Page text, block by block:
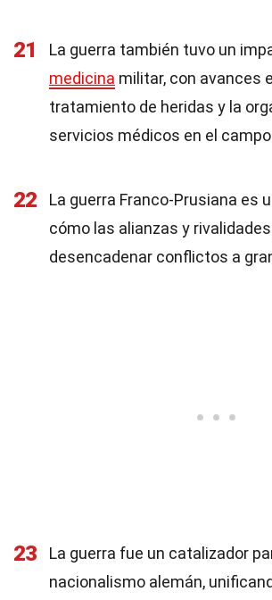
21
La guerra también tuvo un
medicina militar, con avances
tratamiento de heridas y la
servicios médicos en el
22
La guerra Franco-Prusiana es
cómo las alianzas y
desencadenar conflictos a
23
La guerra fue un catalizador
nacionalismo alemán,